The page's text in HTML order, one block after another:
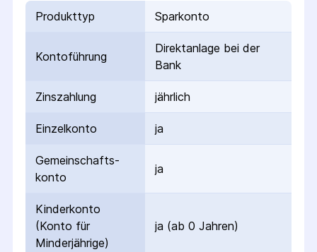
Produkttyp Sparkonto
Kontoführung
Direktanlage bei der
Bank
Zinszahlung jährlich
Einzelkonto ja
Gemeinschafts­
konto
ja
Kinderkonto
(Konto für
Minderjährige)
ja (ab 0 Jahren)